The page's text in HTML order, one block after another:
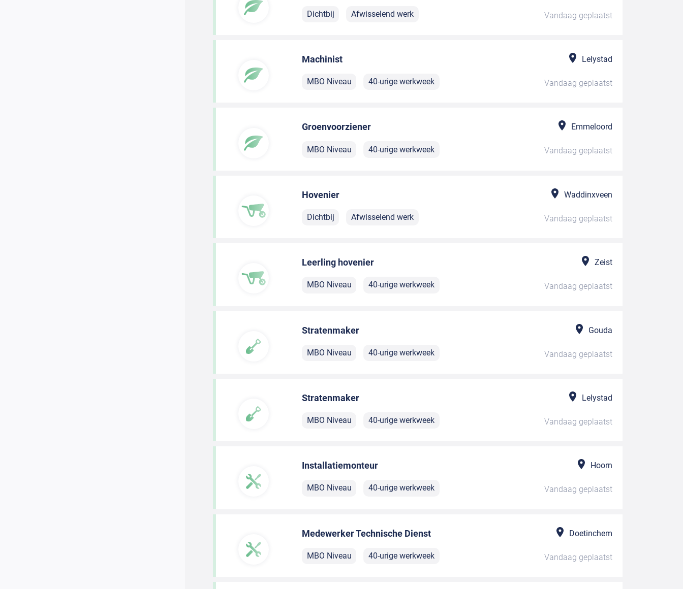
Dichtbij Afwisselend werk Vandaag geplaatst
Machinist Lelystad
MBO Niveau 40-urige werkweek Vandaag geplaatst
Groenvoorziener Emmeloord
MBO Niveau 40-urige werkweek Vandaag geplaatst
Hovenier Waddinxveen
Dichtbij Afwisselend werk Vandaag geplaatst
Leerling hovenier Zeist
MBO Niveau 40-urige werkweek Vandaag geplaatst
Stratenmaker Gouda
MBO Niveau 40-urige werkweek Vandaag geplaatst
Stratenmaker Lelystad
MBO Niveau 40-urige werkweek Vandaag geplaatst
Installatiemonteur Hoorn
MBO Niveau 40-urige werkweek Vandaag geplaatst
Medewerker Technische Dienst Doetinchem
MBO Niveau 40-urige werkweek Vandaag geplaatst